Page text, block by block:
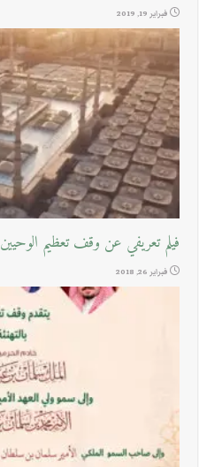
فبراير 19, 2019
فيلم تعريفي عن وقف تعظيم الوحيين
فبراير 26, 2018